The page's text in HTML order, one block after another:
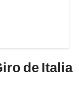
de Italia